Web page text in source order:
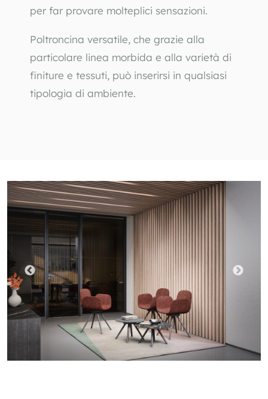
per far provare molteplici sensazioni.
Poltroncina versatile, che grazie alla
particolare linea morbida e alla varietà di
finiture e tessuti, può inserirsi in qualsiasi
tipologia di ambiente.